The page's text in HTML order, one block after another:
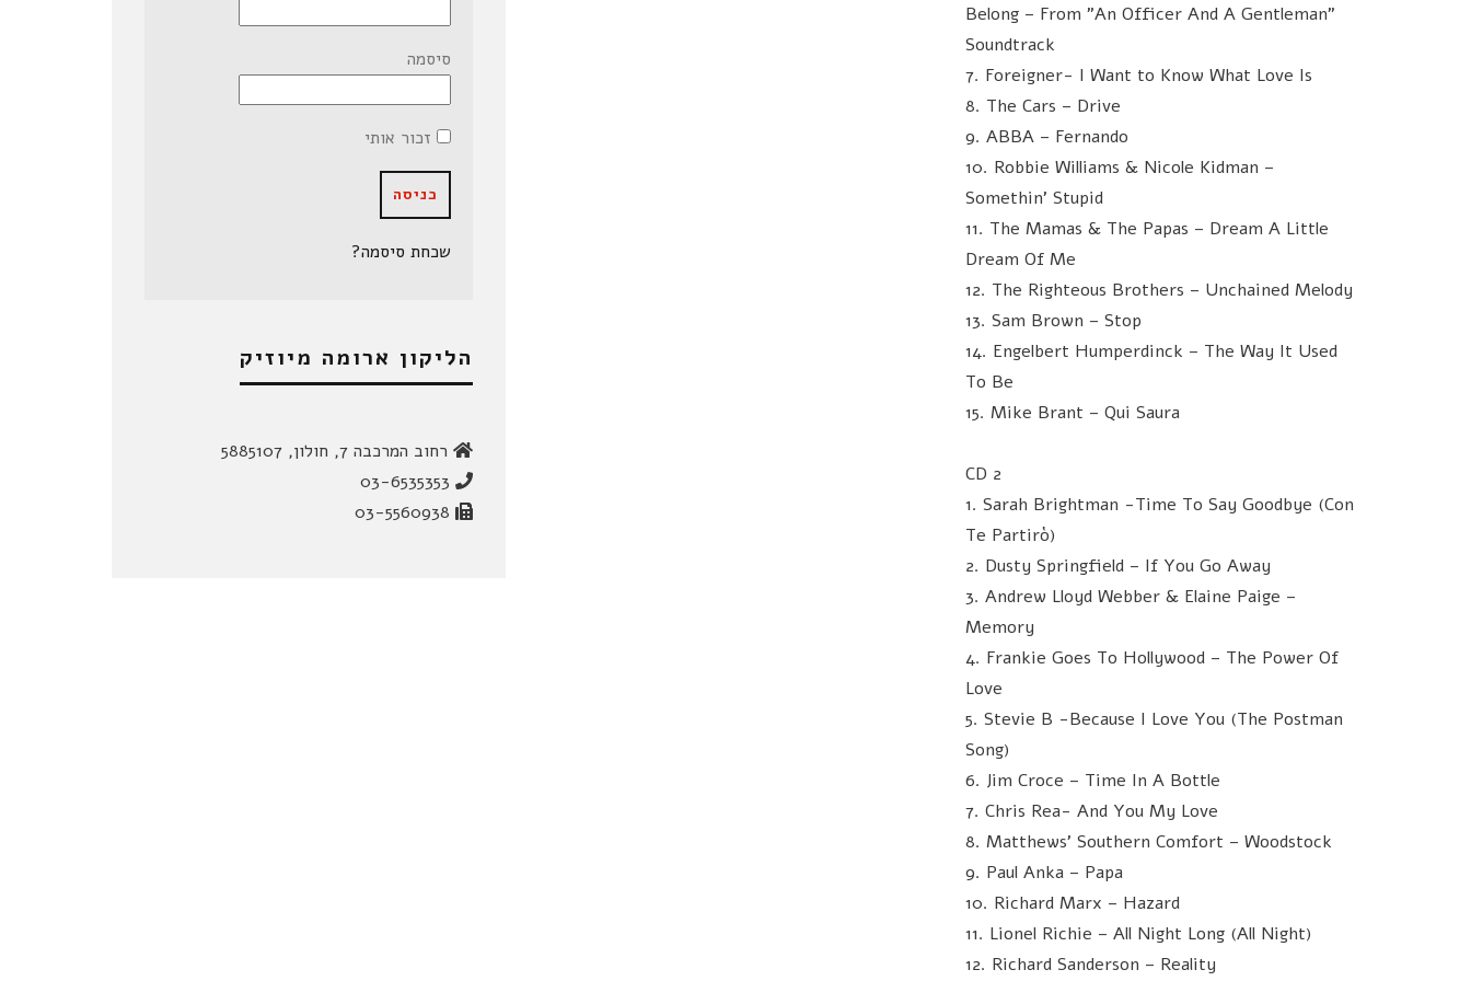
Belong – From "An Officer And A Gentleman"
Soundtrack
7. Foreigner- I Want to Know What Love Is
8. The Cars – Drive
9. ABBA – Fernando
10. Robbie Williams & Nicole Kidman –
Somethin' Stupid
11. The Mamas & The Papas – Dream A Little
Dream Of Me
12. The Righteous Brothers – Unchained Melody
13. Sam Brown – Stop
14. Engelbert Humperdinck – The Way It Used
To Be
15. Mike Brant – Qui Saura
CD 2
1. Sarah Brightman -Time To Say Goodbye (Con
Te Partirò)
2. Dusty Springfield – If You Go Away
3. Andrew Lloyd Webber & Elaine Paige –
Memory
4. Frankie Goes To Hollywood – The Power Of
Love
5. Stevie B -Because I Love You (The Postman
Song)
6. Jim Croce – Time In A Bottle
7. Chris Rea- And You My Love
8. Matthews' Southern Comfort – Woodstock
9. Paul Anka – Papa
10. Richard Marx – Hazard
11. Lionel Richie – All Night Long (All Night)
12. Richard Sanderson – Reality
סיסמה
זכור אותי
שכחת סיסמה?
הליקון ארומה מיוזיק
רחוב המרכבה 7, חולון, 5885107